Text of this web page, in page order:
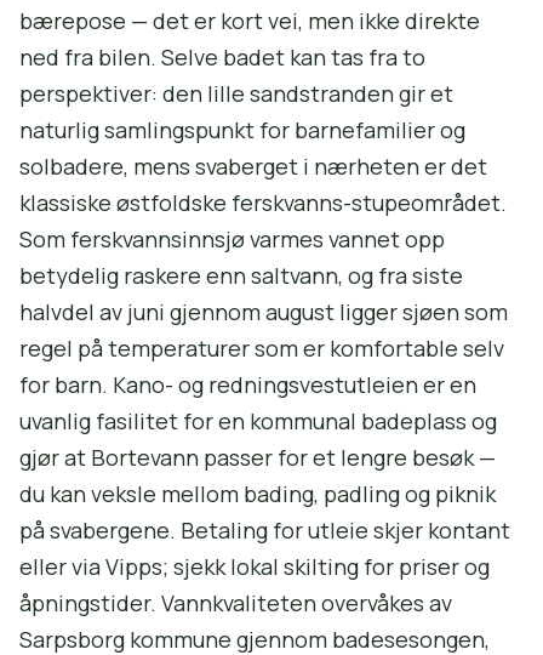
bærepose — det er kort vei, men ikke direkte
ned fra bilen. Selve badet kan tas fra to
perspektiver: den lille sandstranden gir et
naturlig samlingspunkt for barnefamilier og
solbadere, mens svaberget i nærheten er det
klassiske østfoldske ferskvanns-stupeområdet.
Som ferskvannsinnsjø varmes vannet opp
betydelig raskere enn saltvann, og fra siste
halvdel av juni gjennom august ligger sjøen som
regel på temperaturer som er komfortable selv
for barn. Kano- og redningsvestutleien er en
uvanlig fasilitet for en kommunal badeplass og
gjør at Bortevann passer for et lengre besøk —
du kan veksle mellom bading, padling og piknik
på svabergene. Betaling for utleie skjer kontant
eller via Vipps; sjekk lokal skilting for priser og
åpningstider. Vannkvaliteten overvåkes av
Sarpsborg kommune gjennom badesesongen,